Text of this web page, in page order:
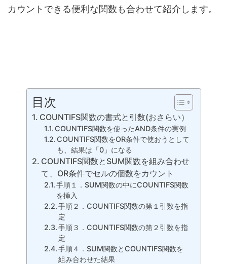
カウントできる便利な関数も合わせて紹介します。
目次
COUNTIFS関数の書式と引数(おさらい）
COUNTIFS関数を使ったAND条件の実例
COUNTIFS関数をOR条件で使おうとして
も、結果は「0」になる
COUNTIFS関数とSUM関数を組み合わせ
て、OR条件でセルの個数をカウント
手順１．SUM関数の中にCOUNTIFS関数
を挿入
手順２．COUNTIFS関数の第１引数を指
定
手順３．COUNTIFS関数の第２引数を指
定
手順４．SUM関数とCOUNTIFS関数を
組み合わせた結果